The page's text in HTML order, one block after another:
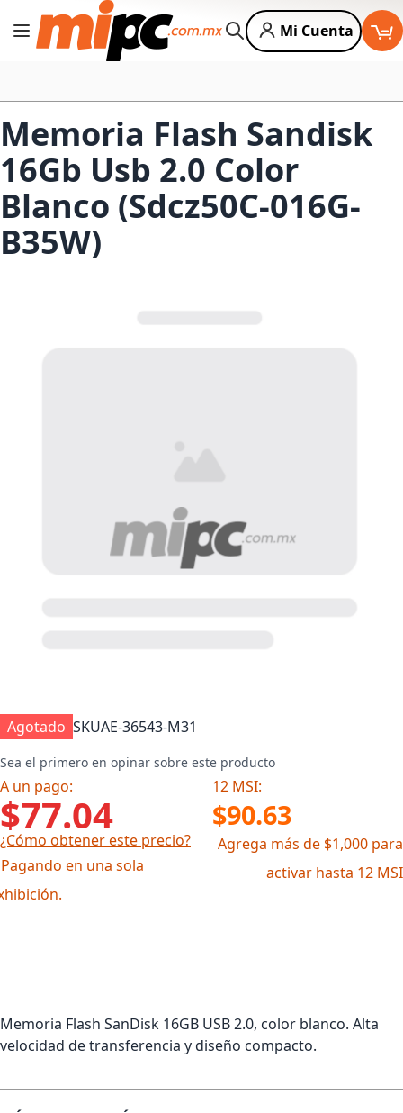
Cambiar Nav
Buscar
Mi Cuenta
Memoria Flash Sandisk
16Gb Usb 2.0 Color
Blanco (Sdcz50C-016G-
B35W)
Agotado SKUAE-36543-M31
Sea el primero en opinar sobre este producto
A un pago: 12 MSI:
$77.04 $90.63
¿Cómo obtener este precio?
en una sola
Agrega más de $1,000 para
activar hasta 12 MSI
Memoria Flash SanDisk 16GB USB 2.0, color blanco. Alta
velocidad de transferencia y diseño compacto.